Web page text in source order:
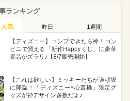
ランキング
気 昨日 1週間
【ディズニー】コンプできたら神！コン
ビニで買える「新作Happyくじ」に豪華
景品がズラリ♪【8/7販売開始】
【これは欲しい】ミッキーたちが道頓堀
に降臨！「ディズニー×心斎橋」限定グ
ッズが神デザイン多数だよ♪